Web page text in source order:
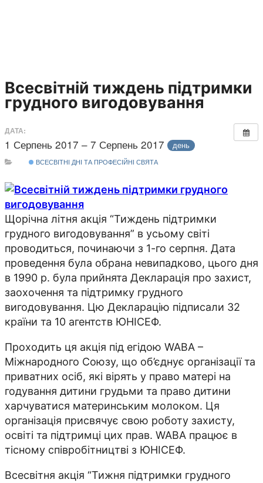
Всесвітній тиждень підтримки
грудного вигодовування
ДАТА:
1 Серпень 2017 – 7 Серпень 2017 день
ВСЕСВІТНІ ДНІ ТА ПРОФЕСІЙНІ СВЯТА
Щорічна літня акція “Тиждень підтримки
грудного вигодовування” в усьому світі
проводиться, починаючи з 1-го серпня. Дата
проведення була обрана невипадково, цього дня
в 1990 р. була прийнята Декларація про захист,
заохочення та підтримку грудного
вигодовування. Цю Декларацію підписали 32
країни та 10 агентств ЮНІСЕФ.
Проходить ця акція під егідою WABA –
Міжнародного Союзу, що об’єднує організації та
приватних осіб, які вірять у право матері на
годування дитини грудьми та право дитини
харчуватися материнським молоком. Ця
організація присвячує свою роботу захисту,
освіті та підтримці цих прав. WABA працює в
тісному співробітництві з ЮНІСЕФ.
Всесвітня акція “Тижня підтримки грудного